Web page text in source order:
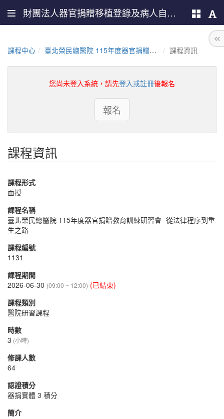
財團法人器官捐贈移植登錄及病人自主推廣中心
課程中心 臺北榮民總醫院 115年度器官捐贈教育訓練研習會- 從法律程序到重生之路 課程資訊
您尚未登入系統，請先登入或註冊後報名
報名
課程資訊
課程形式
面授
課程名稱
臺北榮民總醫院 115年度器官捐贈教育訓練研習會- 從法律程序到重
生之路
課程編號
1131
課程期間
2026-06-30 (09:00 ~ 12:00) (已結束)
課程類別
醫院研習課程
時數
3 (小時)
修課人數
64
認證積分
器捐實體 3 積分
簡介